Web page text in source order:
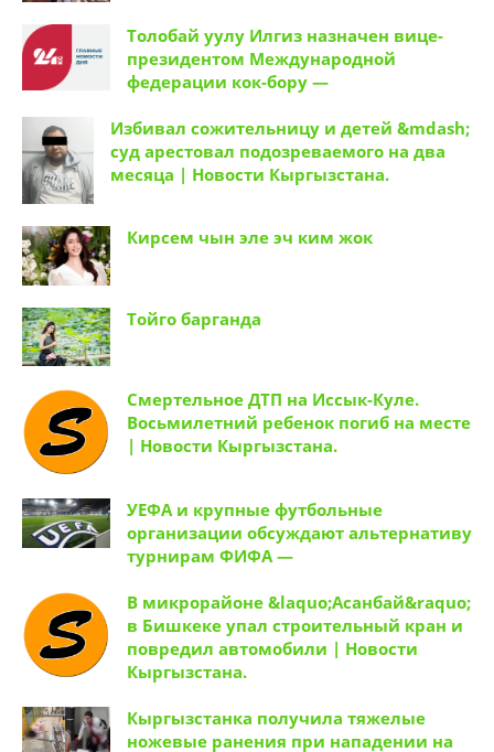
Толобай уулу Илгиз назначен вице-
президентом Международной
федерации кок-бору —
Избивал сожительницу и детей &mdash;
суд арестовал подозреваемого на два
месяца | Новости Кыргызстана.
Кирсем чын эле эч ким жок
Тойго барганда
Смертельное ДТП на Иссык-Куле.
Восьмилетний ребенок погиб на месте
| Новости Кыргызстана.
УЕФА и крупные футбольные
организации обсуждают альтернативу
турнирам ФИФА —
В микрорайоне &laquo;Асанбай&raquo;
в Бишкеке упал строительный кран и
повредил автомобили | Новости
Кыргызстана.
Кыргызстанка получила тяжелые
ножевые ранения при нападении на